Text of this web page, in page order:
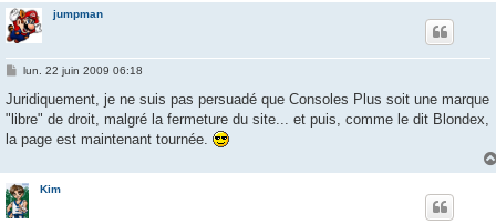
jumpman
M
s
a
g
e
lun. 22 juin 2009 06:18
Juridiquement, je ne suis pas persuadé que Consoles Plus soit une marque
"libre" de droit, malgré la fermeture du site... et puis, comme le dit Blondex,
la page est maintenant tournée.
Kim